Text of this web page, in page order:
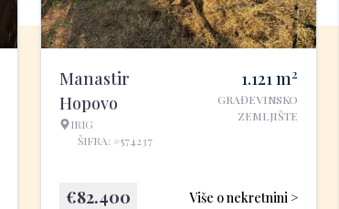
Manastir
Hopovo
IRIG
ŠIFRA: #574237
1.121m2
GRAĐEVINSKO
ZEMLJIŠTE
Više o nekretnini >
€82.400